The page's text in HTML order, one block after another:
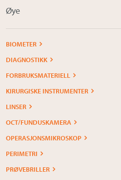
Øye
BIOMETER
DIAGNOSTIKK
FORBRUKSMATERIELL
KIRURGISKE INSTRUMENTER
LINSER
OCT/FUNDUSKAMERA
OPERASJONSMIKROSKOP
PERIMETRI
PRØVEBRILLER